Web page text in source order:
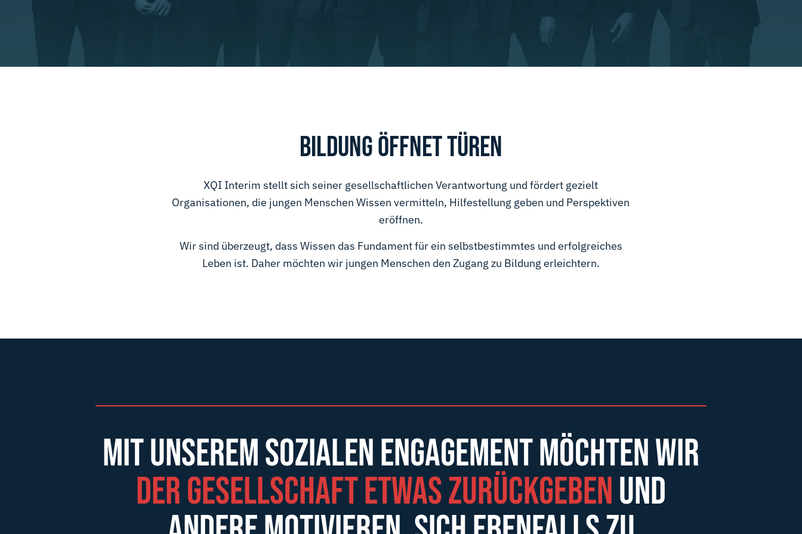
BILDUNG ÖFFNET TÜREN
XQI Interim stellt sich seiner gesellschaftlichen Verantwortung und fördert gezielt
Organisationen, die jungen Menschen Wissen vermitteln, Hilfestellung geben und Perspektiven
eröffnen.
Wir sind überzeugt, dass Wissen das Fundament für ein selbstbestimmtes und erfolgreiches
Leben ist. Daher möchten wir jungen Menschen den Zugang zu Bildung erleichtern.
Mit unserem sozialen Engagement möchten wir
der Gesellschaft etwas zurückgebenund